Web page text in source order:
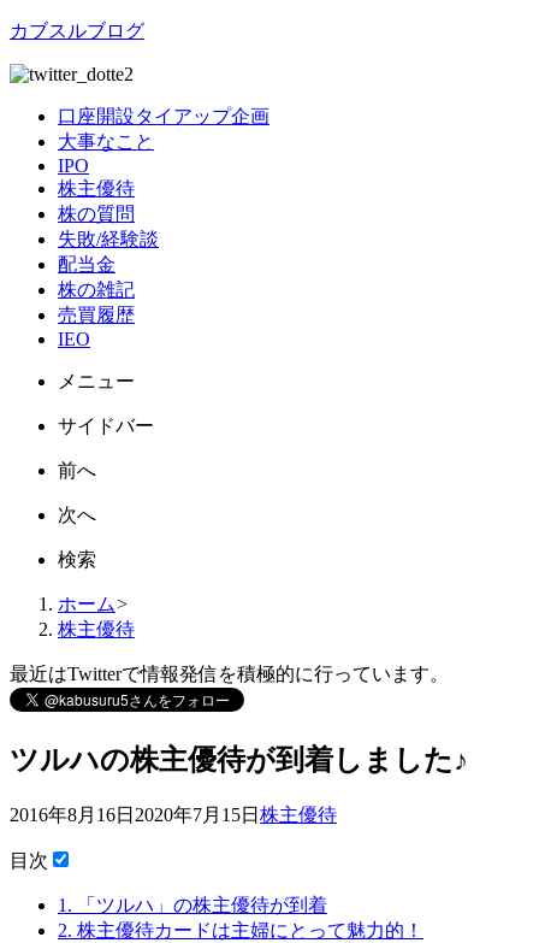
カブスルブログ
口座開設タイアップ企画
大事なこと
IPO
株主優待
株の質問
失敗/経験談
配当金
株の雑記
売買履歴
IEO
メニュー
サイドバー
前へ
次へ
検索
ホーム>
株主優待
最近はTwitterで情報発信を積極的に行っています。
ツルハの株主優待が到着しました♪
2016年8月16日 2020年7月15日 株主優待
目次
1. 「ツルハ」の株主優待が到着
2. 株主優待カードは主婦にとって魅力的！